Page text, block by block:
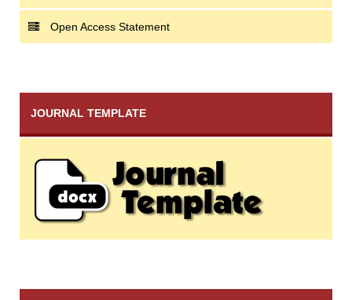
Open Access Statement
JOURNAL TEMPLATE